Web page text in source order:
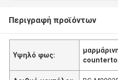
Περιγραφή προϊόντων
Υψηλό φως: